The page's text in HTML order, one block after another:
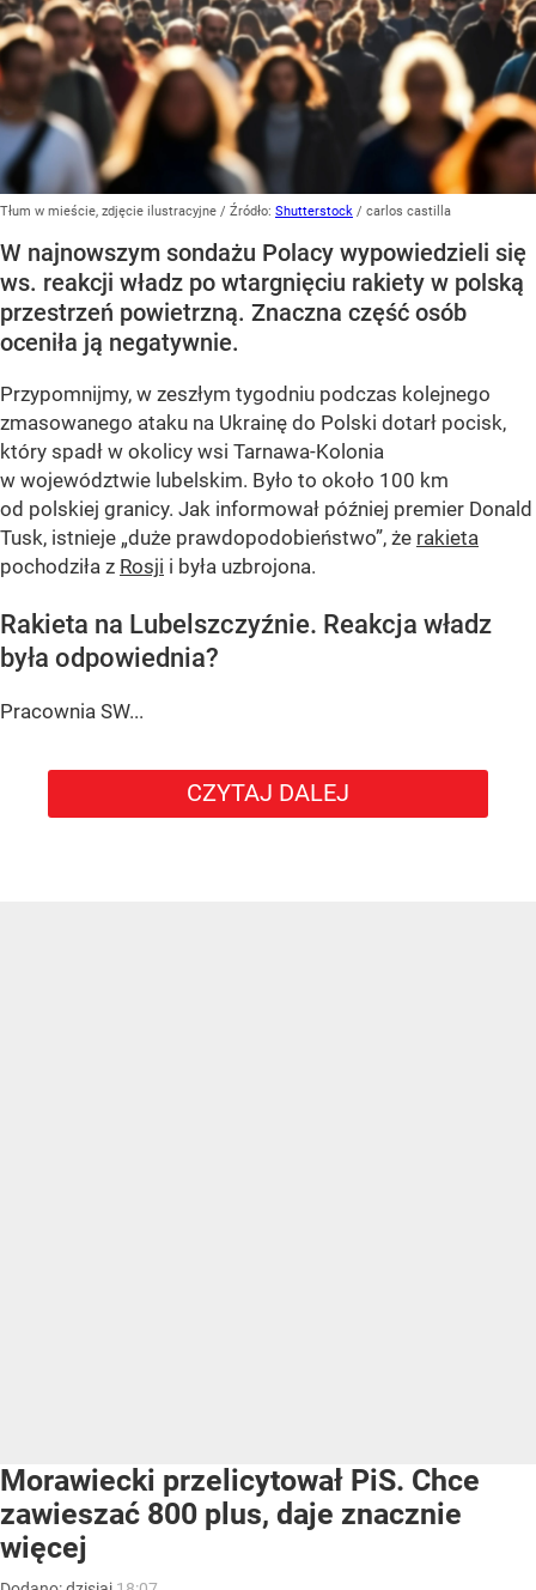
Tłum w mieście, zdjęcie ilustracyjne / Źródło: Shutterstock / carlos castilla
W najnowszym sondażu Polacy wypowiedzieli się
ws. reakcji władz po wtargnięciu rakiety w polską
przestrzeń powietrzną. Znaczna część osób
oceniła ją negatywnie.
Przypomnijmy, w zeszłym tygodniu podczas kolejnego
zmasowanego ataku na Ukrainę do Polski dotarł pocisk,
który spadł w okolicy wsi Tarnawa-Kolonia
w województwie lubelskim. Było to około 100 km
od polskiej granicy. Jak informował później premier Donald
Tusk, istnieje „duże prawdopodobieństwo”, że rakieta
pochodziła z Rosji i była uzbrojona.
Rakieta na Lubelszczyźnie. Reakcja władz
była odpowiednia?
Pracownia SW...
CZYTAJ DALEJ
Morawiecki przelicytował PiS. Chce
zawieszać 800 plus, daje znacznie
więcej